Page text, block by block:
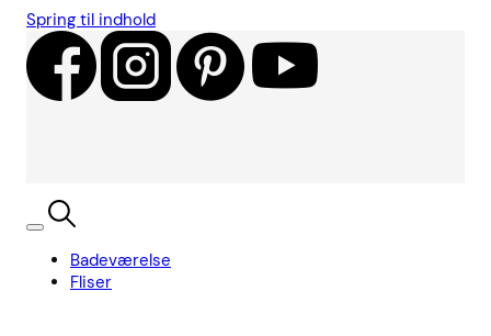
Spring til indhold
Badeværelse
Fliser